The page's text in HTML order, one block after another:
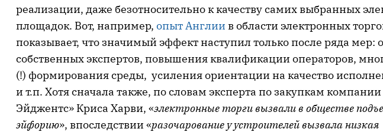
реализации, даже безотносительно к качеству самих выбранных
площадок. Вот, например, опыт Англии в области электронных
показывает, что значимый эффект наступил только после ряда мер:
собственных экспертов, повышения квалификации операторов,
(!) формирования среды, усиления ориентации на качество
и т.п. Хотя сначала также, по словам эксперта по закупкам
Эйджентс» Криса Харви, «электронные торги вызвали в обществе
эйфорию», впоследствии «разочарование у устроителей вызвала низкая